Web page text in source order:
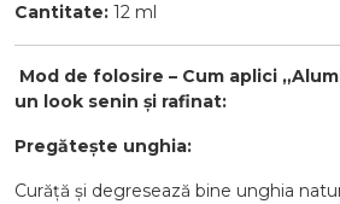
Cantitate: 12 ml
Mod de folosire – Cum aplici
un look senin și rafinat:
Pregătește unghia:
Curăță și degresează bine unghia